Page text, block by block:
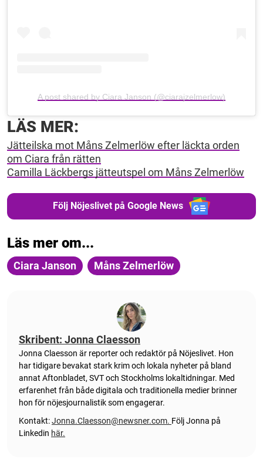
A post shared by Ciara Janson (@ciarajzelmerlow)
LÄS MER:
Jätteilska mot Måns Zelmerlöw efter läckta orden
om Ciara från rätten
Camilla Läckbergs jätteutspel om Måns Zelmerlöw
Följ Nöjeslivet på Google News
Läs mer om...
Ciara Janson Måns Zelmerlöw
Skribent: Jonna Claesson
Jonna Claesson är reporter och redaktör på Nöjeslivet. Hon
har tidigare bevakat stark krim och lokala nyheter på bland
annat Aftonbladet, SVT och Stockholms lokaltidningar. Med
erfarenhet från både digitala och traditionella medier brinner
hon för nöjesjournalistik som engagerar.
Kontakt:Jonna.Claesson@newsner.com. Följ Jonna på
Linkedin här.